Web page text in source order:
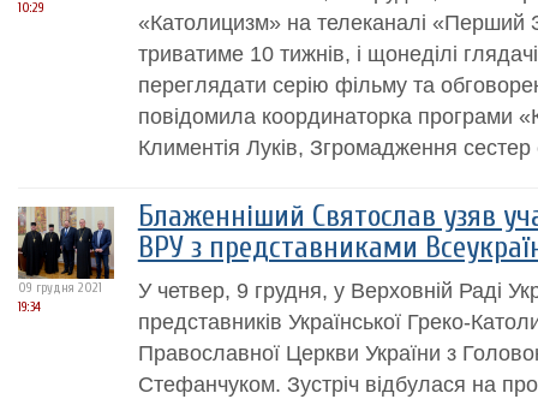
10:29
«Католицизм» на телеканалі «Перший
триватиме 10 тижнів, і щонеділі
переглядати серію фільму та
повідомила координаторка програми
Климентія Луків, Згромадження сестер
09 грудня 2021
19:34
Блаженніший Святослав узяв
ВРУ з представниками
У четвер, 9 грудня, у Верховній Раді
представників Української Греко-
Православної Церкви України з
Стефанчуком. Зустріч відбулася на